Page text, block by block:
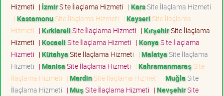
Hizmeti | İzmirSite İlaçlama Hizmeti | KarsSite İlaçlama Hizmeti
| KastamonuSite İlaçlama Hizmeti | Kayseri Site İlaçlama
Hizmeti | KırklareliSite İlaçlama Hizmeti | KırşehirSite İlaçlama
Hizmeti | KocaeliSite İlaçlama Hizmeti | KonyaSite İlaçlama
Hizmeti | KütahyaSite İlaçlama Hizmeti | MalatyaSite İlaçlama
Hizmeti | ManisaSite İlaçlama Hizmeti | Kahramanmaraş Site
İlaçlama Hizmeti | MardinSite İlaçlama Hizmeti | MuğlaSite
İlaçlama Hizmeti | MuşSite İlaçlama Hizmeti | NevşehirSite